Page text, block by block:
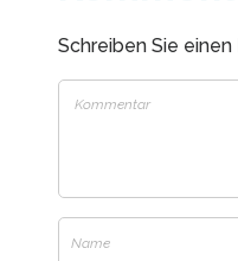
Schreiben Sie